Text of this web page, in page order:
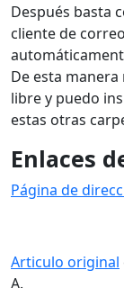
Después basta
cliente de
De esta
libre y puedo
estas otras
Enlaces
Página de
Articulo original
A.